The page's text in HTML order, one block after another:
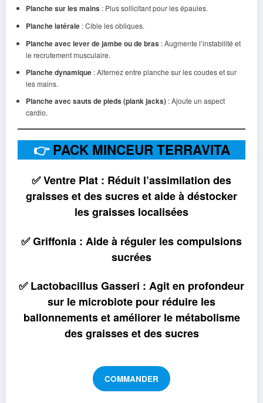
Planche sur les mains : Plus sollicitant pour les épaules.
Planche latérale: Cible les obliques.
Planche avec lever de jambe ou de bras : Augmente l’instabilité et
le recrutement musculaire.
Planche dynamique: Alternez entre planche sur les coudes et sur
les mains.
Planche avec sauts de pieds (plank jacks): Ajoute un aspect
cardio.
👉PACK MINCEUR TERRAVITA
✅ Ventre Plat : Réduit l’assimilation des
graisses et des sucres et aide à déstocker
les graisses localisées
✅ Griffonia : Aide à réguler les compulsions
sucrées
✅ Lactobacillus Gasseri : Agit en profondeur
sur le microbiote pour réduire les
ballonnements et améliorer le métabolisme
des graisses et des sucres
COMMANDER